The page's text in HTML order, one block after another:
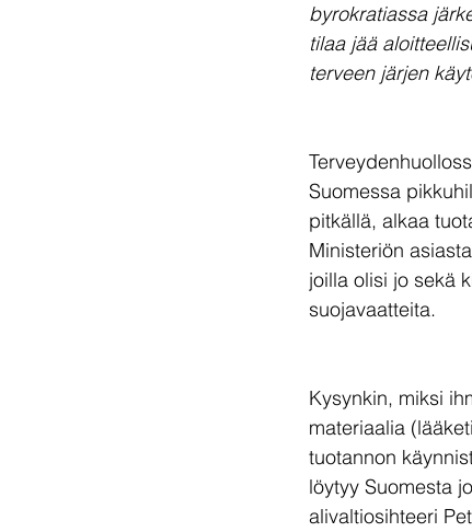
byrokratiassa
tilaa jää
terveen järjen
Suomessa
pitkällä, alkaa
Ministeriön
joilla olisi jo sekä
suojavaatteita.
Kysynkin, miksi
materiaalia
tuotannon
löytyy Suomesta
alivaltiosihteeri